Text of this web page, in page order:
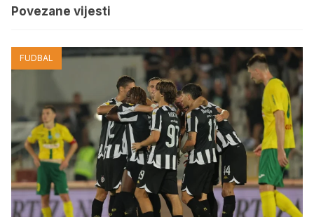
Povezane vijesti
FUDBAL